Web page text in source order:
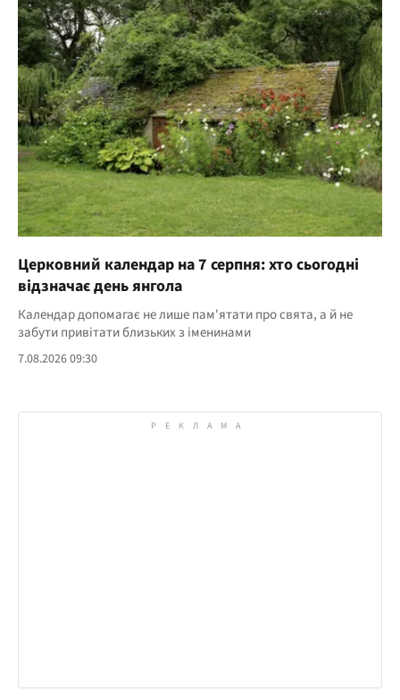
Церковний календар на 7 серпня: хто сьогодні
відзначає день янгола
Календар допомагає не лише пам'ятати про свята, а й не
забути привітати близьких з іменинами
7.08.2026 09:30